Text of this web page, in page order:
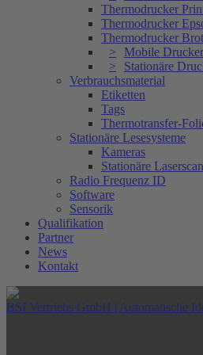
Thermodrucker
Thermodrucker
Thermodrucker
Mobile Drucker
Stationäre
Verbrauchsmaterial
Etiketten
Tags
Thermotransfer-
Stationäre Lesesysteme
Kameras
Stationäre
Radio Frequenz ID
Software
Sensorik
Qualifikation
Partner
News
Kontakt
BSI Vertriebs GmbH | Automatische